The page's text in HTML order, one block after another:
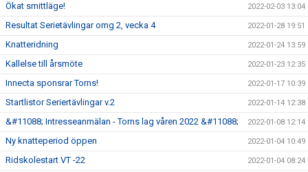
Ökat smittläge! 2022-02-03 13:04
Resultat Serietävlingar omg 2, vecka 4 2022-01-28 19:51
Knatteridning 2022-01-24 13:59
Kallelse till årsmöte 2022-01-23 12:35
Innecta sponsrar Torns! 2022-01-17 10:39
Startlistor Seriertävlingar v.2 2022-01-14 12:38
&#11088; Intresseanmälan - Torns lag våren 2022 &#11088; 2022-01-08 12:14
Ny knatteperiod öppen 2022-01-04 10:49
Ridskolestart VT -22 2022-01-04 08:24